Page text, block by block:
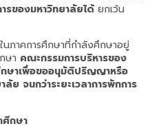
รของมหาวิทยาลัยได้ ยกเว้น
ภาคการศึกษาที่กำลังศึกษาอยู่
ษา คณะกรรมการบริหารของ
ษาเพื่อขออนุมัติปริญญาหรือ
ย จนกว่าระยะเวลาการพักการ
ศึกษา